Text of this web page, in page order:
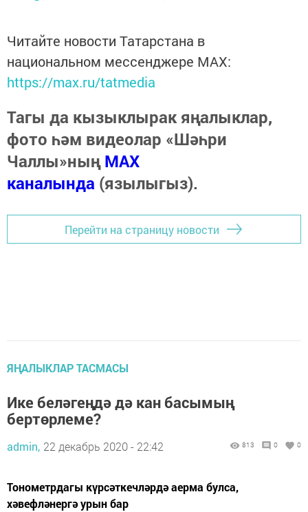
Читайте новости Татарстана в
национальном мессенджере MАХ:
https://max.ru/tatmedia
Тагы да кызыклырак яңалыклар,
фото һәм видеолар «Шәһри
Чаллы»ныңMAX
каналында (язылыгыз).
Перейти на страницу новости
ЯҢАЛЫКЛАР ТАСМАСЫ
Ике беләгеңдә дә кан басымың
бертөрлеме?
admin, 22 декабрь 2020 - 22:42 813 0 0
Тонометрдагы күрсәткечләрдә аерма булса,
хәвефләнергә урын бар